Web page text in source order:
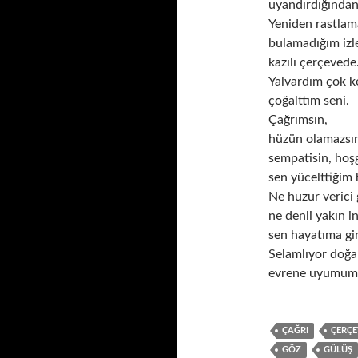
Yeniden
bulamadığım
kazılı çerçevede.
Yalvardım çok
çoğalttım seni.
Çağrımsın,
hüzün
sempatisin,
sen yücelttiğim
Ne huzur verici
ne denli yakın
sen hayatıma
Selamlıyor
evrene
ÇAĞRI
GÖZ GÜLÜŞ